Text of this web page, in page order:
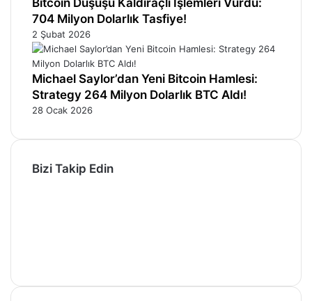
704 Milyon Dolarlık Tasfiye!
2 Şubat 2026
Michael Saylor’dan Yeni Bitcoin Hamlesi:
Strategy 264 Milyon Dolarlık BTC Aldı!
28 Ocak 2026
Bizi Takip Edin